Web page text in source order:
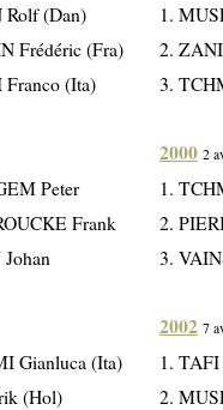
Rolf (Dan)
Frédéric (Fra)
(Ita)
Peter
Frank
Gianluca (Ita)
(Hol)
1.
2.
3.
2000 2
1.
2.
3.
2002 7
1.
2.